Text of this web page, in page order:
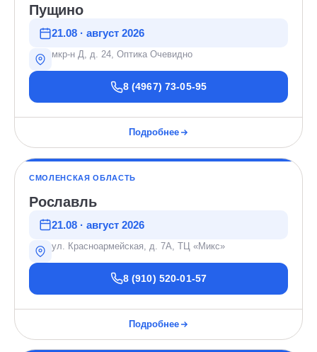
Пущино
21.08 · август 2026
мкр-н Д, д. 24, Оптика Очевидно
8 (4967) 73-05-95
Подробнее
СМОЛЕНСКАЯ ОБЛАСТЬ
Рославль
21.08 · август 2026
ул. Красноармейская, д. 7А, ТЦ «Микс»
8 (910) 520-01-57
Подробнее